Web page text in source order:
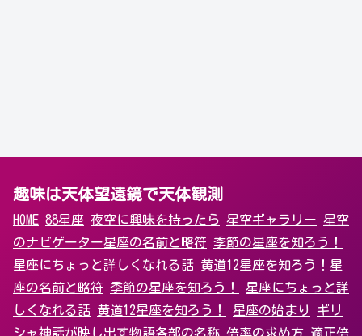
趣味は天体望遠鏡で天体観測
HOME 88星座 夜空に興味を持ったら 星空ギャラリー 星空
のナビゲーター星座の名前と略符 季節の星座を知ろう！
星座にちょっと詳しくなれる話 黄道12星座を知ろう！ 星
座の名前と略符 季節の星座を知ろう！
星座にちょっと詳
しくなれる話 黄道12星座を知ろう！ 星座の始まり
ギリ
シャ神話が映し出す物語各部の名称 倍率の求め方 適正倍